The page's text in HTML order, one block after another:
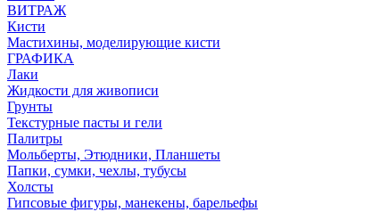
ВИТРАЖ
Кисти
Мастихины, моделирующие кисти
ГРАФИКА
Лаки
Жидкости для живописи
Грунты
Текстурные пасты и гели
Палитры
Мольберты, Этюдники, Планшеты
Папки, сумки, чехлы, тубусы
Холсты
Гипсовые фигуры, манекены, барельефы